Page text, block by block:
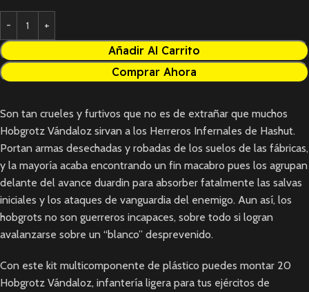
Añadir Al Carrito
Comprar Ahora
Son tan crueles y furtivos que no es de extrañar que muchos
Hobgrotz Vándaloz sirvan a los Herreros Infernales de Hashut.
Portan armas desechadas y robadas de los suelos de las fábricas,
y la mayoría acaba encontrando un fin macabro pues los agrupan
delante del avance duardin para absorber fatalmente las salvas
iniciales y los ataques de vanguardia del enemigo. Aun así, los
hobgrots no son guerreros incapaces, sobre todo si logran
avalanzarse sobre un “blanco” desprevenido.
Con este kit multicomponente de plástico puedes montar 20
Hobgrotz Vándaloz, infantería ligera para tus ejércitos de